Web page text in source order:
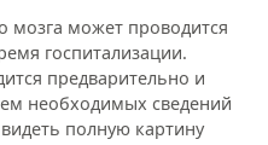
мозга может проводится
госпитализации.
предварительно и
необходимых сведений
полную картину